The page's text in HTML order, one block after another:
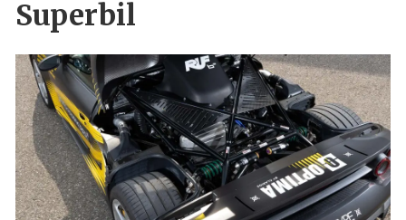
Superbil